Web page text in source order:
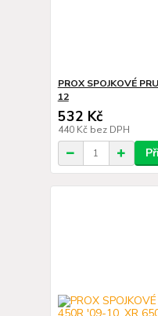
PROX SPOJKOVÉ
12
532 Kč
440 Kč bez DPH